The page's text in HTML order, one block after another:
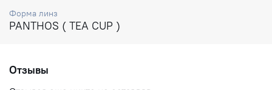
Форма линз
PANTHOS ( TEA CUP )
Отзывы